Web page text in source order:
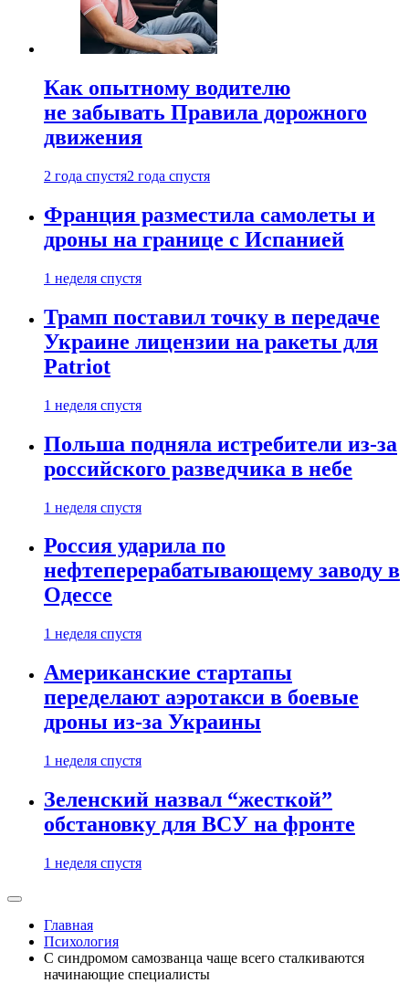
Как опытному водителю
не забывать Правила дорожного
движения
2 года спустя2 года спустя
Франция разместила самолеты и
дроны на границе с Испанией
1 неделя спустя
Трамп поставил точку в передаче
Украине лицензии на ракеты для
Patriot
1 неделя спустя
Польша подняла истребители из-за
российского разведчика в небе
1 неделя спустя
Россия ударила по
нефтеперерабатывающему заводу в
Одессе
1 неделя спустя
Американские стартапы
переделают аэротакси в боевые
дроны из-за Украины
1 неделя спустя
Зеленский назвал “жесткой”
обстановку для ВСУ на фронте
1 неделя спустя
Главная
Психология
C синдромом самозванца чаще всего сталкиваются
начинающие специалисты